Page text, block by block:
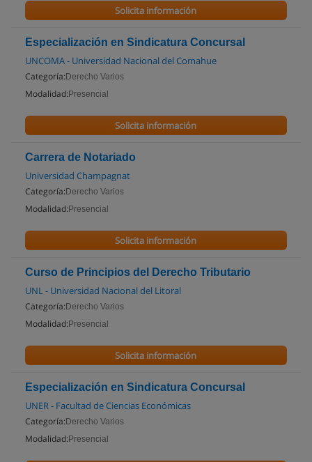
Solicita información
Especialización en Sindicatura Concursal
UNCOMA - Universidad Nacional del Comahue
Categoría: Derecho Varios
Modalidad: Presencial
Solicita información
Carrera de Notariado
Universidad Champagnat
Categoría: Derecho Varios
Modalidad: Presencial
Solicita información
Curso de Principios del Derecho Tributario
UNL - Universidad Nacional del Litoral
Categoría: Derecho Varios
Modalidad: Presencial
Solicita información
Especialización en Sindicatura Concursal
UNER - Facultad de Ciencias Económicas
Categoría: Derecho Varios
Modalidad: Presencial